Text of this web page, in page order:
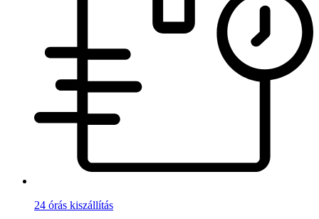
24 órás kiszállítás